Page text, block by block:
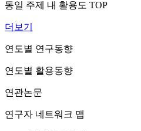
동일 주제 내 활용도 TOP
더보기
연도별 연구동향
연도별 활용동향
연관논문
연구자 네트워크 맵